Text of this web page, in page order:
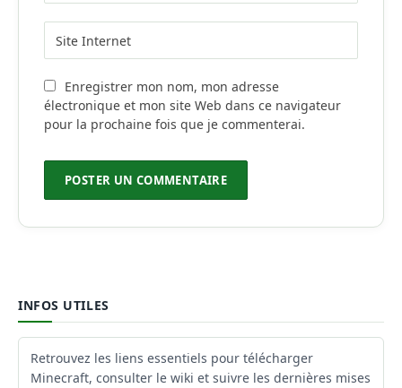
Enregistrer mon nom, mon adresse
électronique et mon site Web dans ce navigateur
pour la prochaine fois que je commenterai.
INFOS UTILES
Retrouvez les liens essentiels pour télécharger
Minecraft, consulter le wiki et suivre les dernières mises